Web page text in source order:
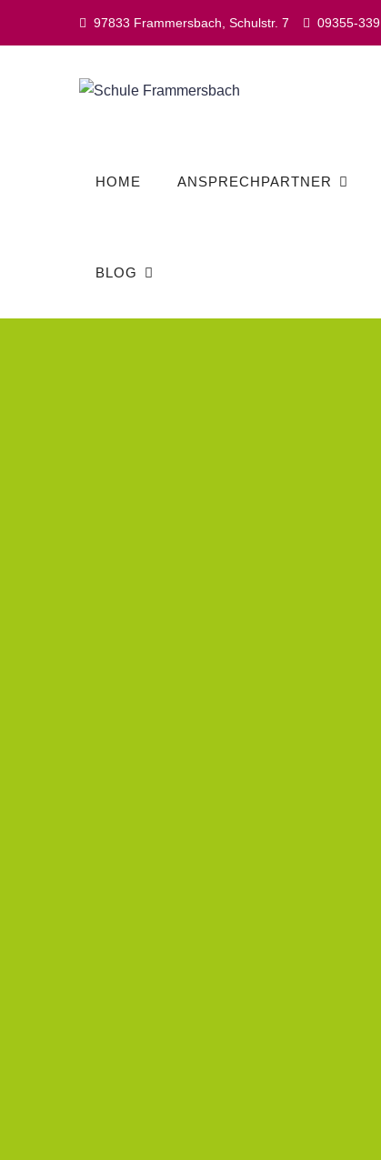
97833 Frammersbach, Schulstr. 7 09355-339
HOME ANSPRECHPARTNER
BLOG